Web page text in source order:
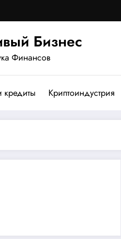
Бизнес
Финансов
кредиты Криптоиндустрия